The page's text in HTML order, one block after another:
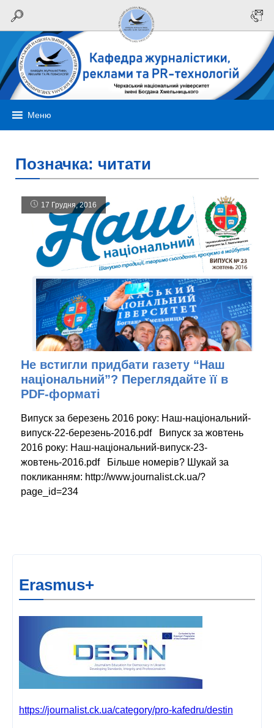
Меню
Позначка: читати
17 Грудня, 2016
Не встигли придбати газету “Наш
національний”? Переглядайте її в
PDF-форматі
Випуск за березень 2016 року: Наш-національний-
випуск-22-березень-2016.pdf Випуск за жовтень
2016 року: Наш-національний-випуск-23-
жовтень-2016.pdf Більше номерів? Шукай за
покликанням: http://www.journalist.ck.ua/?
page_id=234
Erasmus+
https://journalist.ck.ua/category/pro-kafedru/destin